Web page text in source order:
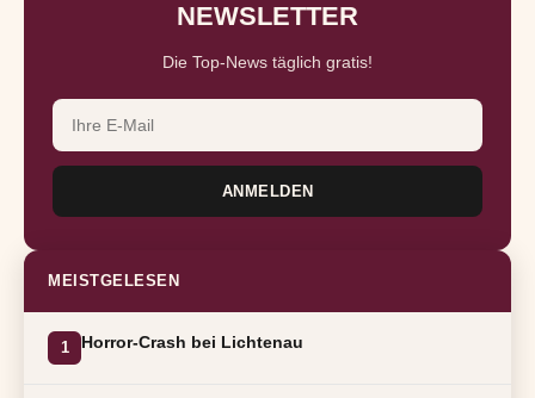
NEWSLETTER
Die Top-News täglich gratis!
ANMELDEN
MEISTGELESEN
1 Horror-Crash bei Lichtenau